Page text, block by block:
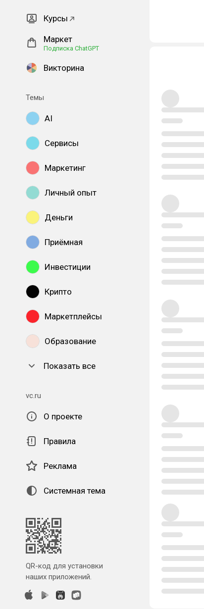
Курсы
Маркет
Подписка ChatGPT
Викторина
Темы
AI
Сервисы
Маркетинг
Личный опыт
Деньги
Приёмная
Инвестиции
Крипто
Маркетплейсы
Образование
Показать все
vc.ru
О проекте
Правила
Реклама
Системная тема
QR-код для установки
наших приложений.